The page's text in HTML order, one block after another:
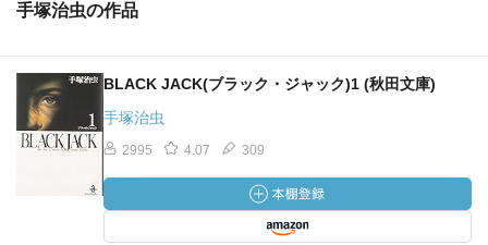
手塚治虫の作品
BLACK JACK(ブラック・ジャック)1 (秋田文庫)
手塚治虫
2995 4.07 309